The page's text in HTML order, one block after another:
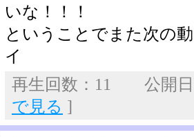
いな！！！
ということでまた次の
イ
再生回数：11 公開
で見る ]